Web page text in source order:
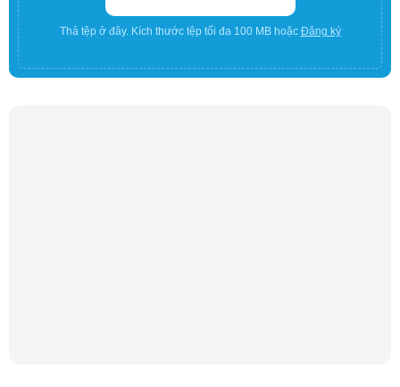
Thả tệp ở đây. Kích thước tệp tối đa 100 MB hoặc Đăng ký